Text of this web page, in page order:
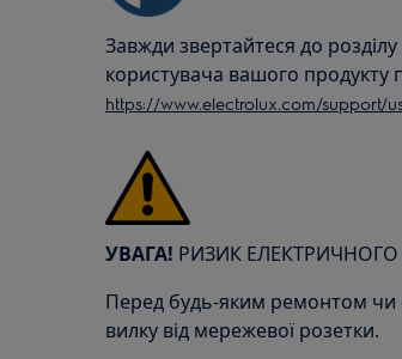
Завжди звертайтеся до
користувача вашого
https://www.electrolux.com/support/
УВАГА! РИЗИК ЕЛЕКТРИЧНОГО
Перед будь-яким ремонтом чи
вилку від мережевої розетки.